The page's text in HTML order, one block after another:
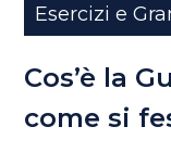
Esercizi e
Cos’è la
come si